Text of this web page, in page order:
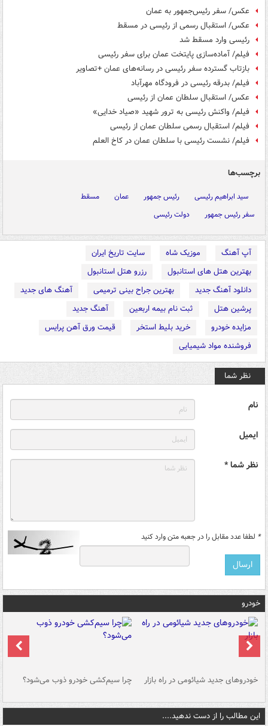
عکس/ سفر رئیس‌جمهور به عمان
عکس/ استقبال رسمی از رئیسی در مسقط
رئیسی وارد مسقط شد
فیلم/ آماده‌سازی پایتخت عمان برای سفر رئیسی
بازتاب گسترده سفر رئیسی در رسانه‌های عمان +تصاویر
فیلم/ بدرقه رئیسی در فرودگاه مهرآباد
عکس/ استقبال سلطان عمان از رئیسی
فیلم/ واکنش رئیسی به ترور شهید «صیاد خدایی»
فیلم/ استقبال رسمی سلطان عمان از رئیسی
فیلم/ نشست رئیسی با سلطان عمان در کاخ العلم
برچسب‌ها
سید ابراهیم رئیسی رئیس جمهور عمان
مسقط
سفر رئیس جمهور
دولت رئیسی
آپ آهنگ موزیک شاه
سایت تاریخ ایران
بهترین هتل های استانبول
رزرو هتل استانبول
دانلود آهنگ جدید
بهترین جراح بینی ترمیمی
آهنگ های جدید
پرشین هتل
ثبت نام بیمه اربعین
آهنگ جدید
مزایده خودرو
خرید بلیط استخر
قیمت ورق آهن پرایس
فروشنده مواد شیمیایی
نظر شما
نام
ایمیل
نظر شما *
* لطفا عدد مقابل را در جعبه متن وارد کنید
خودرو
خودروهای جدید شیائومی در راه بازار چرا سیم‌کشی خودرو ذوب می‌شود؟
این مطالب را از دست ندهید....